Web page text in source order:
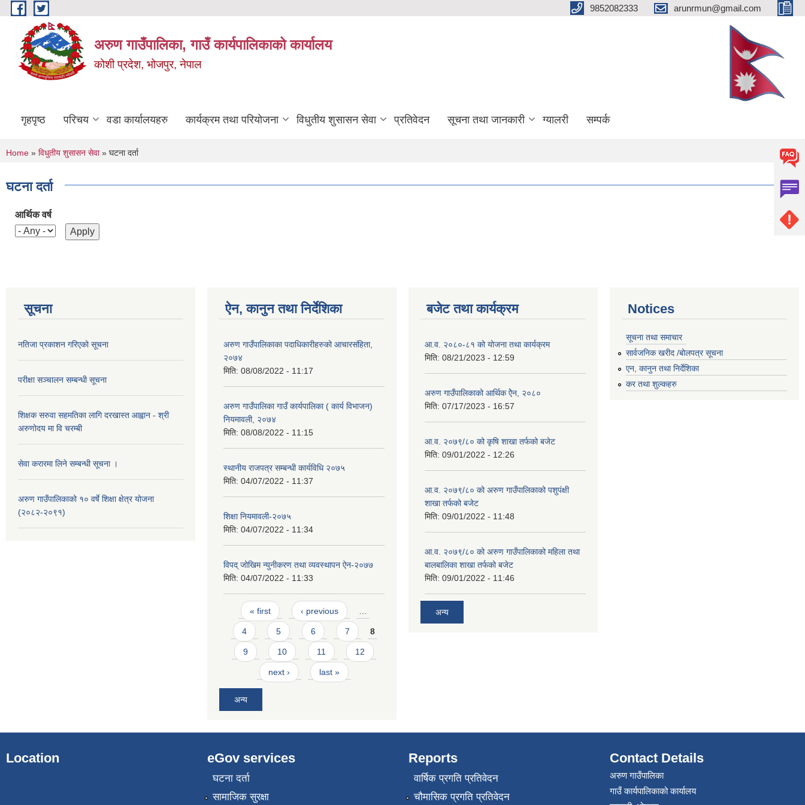
Skip to main content 9852082333 arunrmun@gmail.com
अरुण गाउँपालिका, गाउँ कार्यपालिकाको कार्यालय
कोशी प्रदेश, भोजपुर, नेपाल
गृहपृष्ठ परिचय वडा कार्यालयहरु कार्यक्रम तथा परियोजना विधुतीय शुसासन सेवा प्रतिवेदन सूचना तथा जानकारी ग्यालरी सम्पर्क
You are here
Home » विधुतीय शुसासन सेवा» घटना दर्ता
घटना दर्ता
आर्थिक वर्ष
सूचना
नतिजा प्रकाशन गरिएको सूचना
परीक्षा सञ्चालन सम्बन्धी सूचना
शिक्षक सरुवा सहमतिका लागि दरखास्त आह्वान - श्री
अरुणोदय मा वि चरम्बी
सेवा करारमा लिने सम्बन्धी सूचना ।
अरुण गाउँपालिकाको १० वर्षे शिक्षा क्षेत्र योजना
(२०८२-२०९१)
ऐन, कानुन तथा निर्देशिका
अरुण गाउँपालिकाका पदाधिकारीहरुको आचारसंहिता,
२०७४
मिति: 08/08/2022 - 11:17
अरुण गाउँपालिका गाउँ कार्यपालिका ( कार्य विभाजन)
नियमावली, २०७४
मिति: 08/08/2022 - 11:15
स्थानीय राजपत्र सम्बन्धी कार्यविधि २०७५
मिति: 04/07/2022 - 11:37
शिक्षा नियमावली-२०७५
मिति: 04/07/2022 - 11:34
विपद् जोखिम न्युनीकरण तथा व्यवस्थापन ऐन-२०७७
मिति: 04/07/2022 - 11:33
Pages
« first ‹ previous
4 5 6 7 8
9 10 11 12
next › last »
अन्य
बजेट तथा कार्यक्रम
आ.व. २०८०-८१ को योजना तथा कार्यक्रम
मिति: 08/21/2023 - 12:59
अरुण गाउँपालिकाको आर्थिक ऐेन, २०८०
मिति: 07/17/2023 - 16:57
आ.व. २०७९/८० को कृषि शाखा तर्फको बजेट
मिति: 09/01/2022 - 12:26
आ.व. २०७९/८० को अरुण गाउँपालिकाको पशुपंक्षी
शाखा तर्फको बजेट
मिति: 09/01/2022 - 11:48
आ.व. २०७९/८० को अरुण गाउँपालिकाको महिला तथा
बालबालिका शाखा तर्फको बजेट
मिति: 09/01/2022 - 11:46
अन्य
Notices
सूचना तथा समाचार
सार्वजनिक खरीद /बोलपत्र सूचना
एन, कानुन तथा निर्देशिका
कर तथा शुल्कहरु
Location eGov services
घटना दर्ता
सामाजिक सुरक्षा
Reports
वार्षिक प्रगति प्रतिवेदन
चौमासिक प्रगति प्रतिवेदन
Contact Details
अरुण गाउँपालिका
गाउँ कार्यपालिकाको कार्यालय